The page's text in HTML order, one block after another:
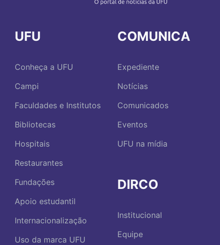
UFU
Conheça a UFU
Campi
Faculdades e Institutos
Bibliotecas
Hospitais
Restaurantes
Fundações
Apoio estudantil
Internacionalização
Uso da marca UFU
COMUNICA
Expediente
Notícias
Comunicados
Eventos
UFU na mídia
DIRCO
Institucional
Equipe